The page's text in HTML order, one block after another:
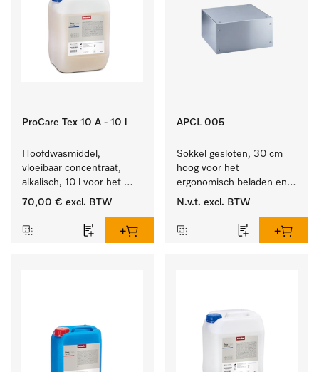
ProCare Tex 10 A - 10 l
Hoofdwasmiddel,
vloeibaar concentraat,
alkalisch, 10 l voor het
reinigen van wit wasgoed
70,00 € excl. BTW
APCL 005
Sokkel gesloten, 30 cm
hoog voor het
ergonomisch beladen en
legen van de wasmachine
N.v.t. excl. BTW